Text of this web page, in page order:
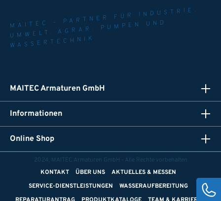
MAITEC - PARTNER FÜR INDUSTRIE.
UMWELT. AGRAR. PUMPEN UND
WASSERTECHNIK
MAITEC Armaturen GmbH
Informationen
Online Shop
2024, MAITEC Armaturen GmbH - Alle Rechte vorbehalten
KONTAKT
ÜBER UNS
AKTUELLES & MESSEN
SERVICE-DIENSTLEISTUNGEN
WASSERAUFBEREITUNG